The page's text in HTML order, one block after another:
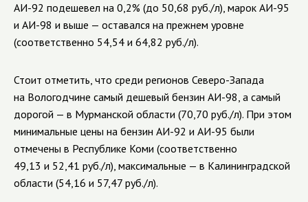
АИ-92 подешевел на 0,2% (до 50,68 руб./л), марок АИ-95
и АИ-98 и выше — оставался на прежнем уровне
(соответственно 54,54 и 64,82 руб./л).
Стоит отметить, что среди регионов Северо-Запада
на Вологодчине самый дешевый бензин АИ-98, а самый
дорогой — в Мурманской области (70,70 руб./л). При этом
минимальные цены на бензин АИ-92 и АИ-95 были
отмечены в Республике Коми (соответственно
49,13 и 52,41 руб./л), максимальные — в Калининградской
области (54,16 и 57,47 руб./л).